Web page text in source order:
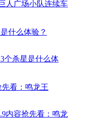
什么体验？
先看：鸣龙王